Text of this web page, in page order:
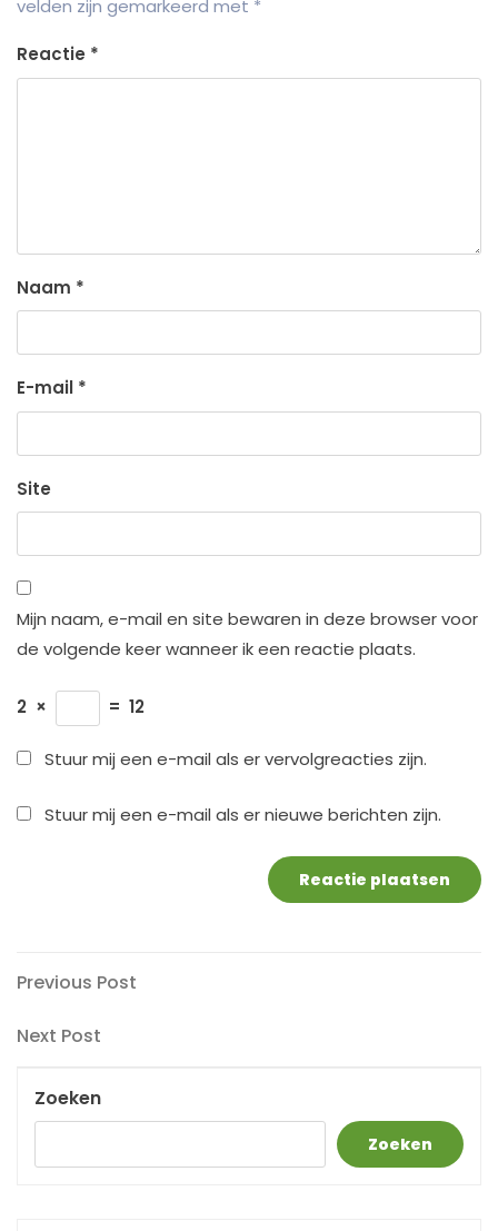
velden zijn gemarkeerd met *
Reactie *
Naam *
E-mail *
Site
Mijn naam, e-mail en site bewaren in deze browser voor
de volgende keer wanneer ik een reactie plaats.
2 × = 12
Stuur mij een e-mail als er vervolgreacties zijn.
Stuur mij een e-mail als er nieuwe berichten zijn.
Berichtnavigatie
Previous
Previous Post
Next
Next Post
Zoeken
Zoeken